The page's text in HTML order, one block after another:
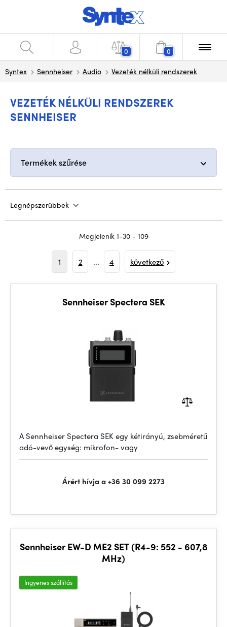
0 0
Syntex Sennheiser Audio Vezeték nélküli rendszerek
VEZETÉK NÉLKÜLI RENDSZEREK
SENNHEISER
Termékek szűrése
Legnépszerűbbek
Megjelenik 1-30 - 109
1 2 ... 4 következő
Sennheiser Spectera SEK
A Sennheiser Spectera SEK egy kétirányú, zsebméretű
adó-vevő egység: mikrofon- vagy
Árért hívja a +36 30 099 2273
Sennheiser EW-D ME2 SET (R4-9: 552 - 607,8
MHz)
Ingyenes szállítás